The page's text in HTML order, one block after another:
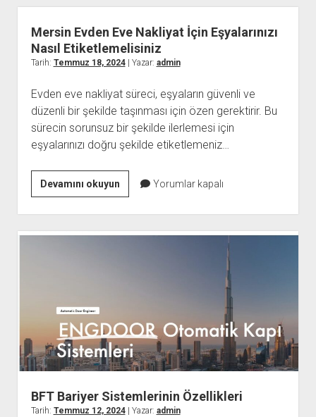
En
İyi
Yüz
Yıkama
Mersin Evden Eve Nakliyat İçin Eşyalarınızı
Nasıl Etiketlemelisiniz
Tarih: Temmuz 18, 2024| Yazar: admin
Evden eve nakliyat süreci, eşyaların güvenli ve
düzenli bir şekilde taşınması için özen gerektirir. Bu
sürecin sorunsuz bir şekilde ilerlemesi için
eşyalarınızı doğru şekilde etiketlemeniz…
Devamını okuyunMersin
Evden
Eve
Nakliyat
Yorumlar kapalı
BFT Bariyer Sistemlerinin Özellikleri
Tarih: Temmuz 12, 2024| Yazar: admin